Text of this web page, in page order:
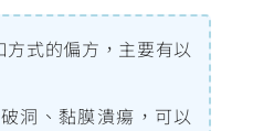
方式的偏方，主要有以
洞、黏膜潰瘍，可以